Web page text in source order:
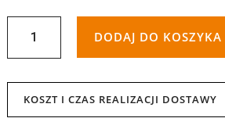
ILOŚĆ
ŻYŁKA
TNĄCA
Ø
DODAJ DO KOSZYKA
KOSZT I CZAS REALIZACJI DOSTAWY